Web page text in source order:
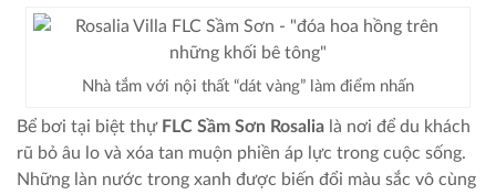
Nhà tắm với nội thất “dát vàng” làm điểm nhấn
Bể bơi tại biệt thựFLC Sầm Sơn Rosalia là nơi để du khách
rũ bỏ âu lo và xóa tan muộn phiền áp lực trong cuộc sống.
Những làn nước trong xanh được biến đổi màu sắc vô cùng